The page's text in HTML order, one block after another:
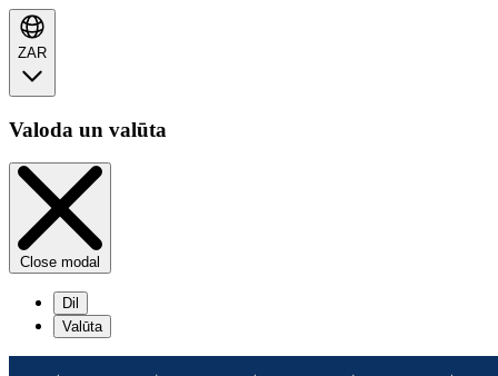
ZAR
Valoda un valūta
Close modal
Dil
Valūta